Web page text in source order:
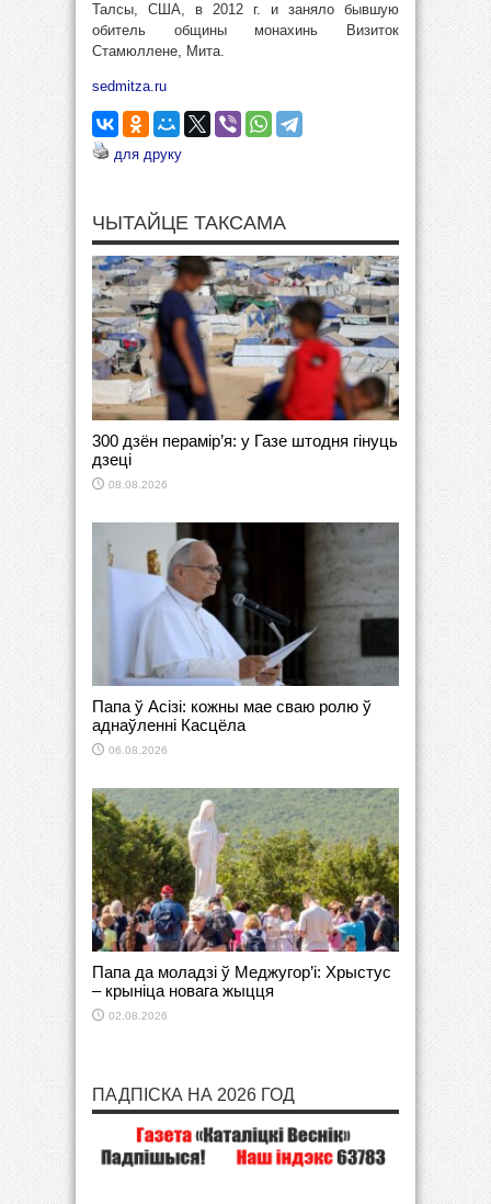
Талсы, США, в 2012 г. и заняло бывшую
обитель общины монахинь Визиток
Стамюллене, Мита.
sedmitza.ru
для друку
ЧЫТАЙЦЕ ТАКСАМА
300 дзён перамір’я: у Газе штодня гінуць
дзеці
08.08.2026
Папа ў Асізі: кожны мае сваю ролю ў
аднаўленні Касцёла
06.08.2026
Папа да моладзі ў Меджугор’і: Хрыстус
– крыніца новага жыцця
02.08.2026
ПАДПІСКА НА 2026 ГОД